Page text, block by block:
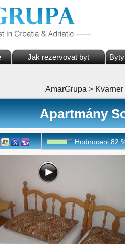
Jak rezervovat byt Byty
AmarGrupa > Kvarner
Apartmány
Hodnoceni:82